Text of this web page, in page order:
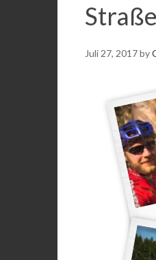
Juli 27, 2017by